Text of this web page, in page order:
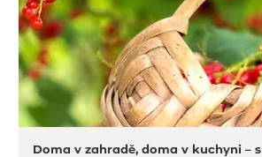
Doma v zahradě, doma v kuchyni – s